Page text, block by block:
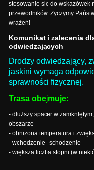
stosowanie się do wskazówek
przewodników. Życzymy
wrażeń!
Komunikat i zalecenia
odwiedzających
Drodzy odwiedzający,
jaskini wymaga
sprawności fizycznej.
Trasa obejmuje:
- dłuższy spacer w
obszarze
- obniżona temperatura i
- wchodzenie i schodzenie
- większa liczba stopni (w